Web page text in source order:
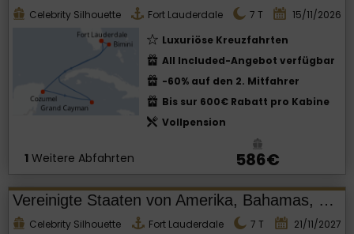
Celebrity Silhouette Fort Lauderdale 7 T
15/11/2026
Luxuriöse Kreuzfahrten
All Included-Angebot verfügbar
-60% auf den 2. Mitfahrer
Bis sur 600€ Rabatt pro Kabine
Vollpension
1 Weitere Abfahrten 586€
Vereinigte Staaten von Amerika, Bahamas, Cayman Islands
Celebrity Silhouette Fort Lauderdale 7 T
21/11/2027